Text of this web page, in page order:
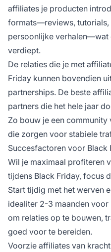
affiliates je producten
formats—reviews,
persoonlijke verhalen—wat
verdiept.
De relaties die je met
Friday kunnen bovendien
partnerships. De beste
partners die het hele jaar
Zo bouw je een
die zorgen voor stabiele
Succesfactoren voor
Wil je maximaal profiteren
tijdens Black Friday, focus
Start tijdig met het werven
idealiter 2-3 maanden voor
om relaties op te bouwen,
goed voor te bereiden.
Voorzie affiliates van